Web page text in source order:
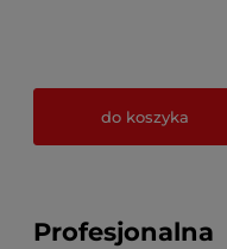
do koszyka